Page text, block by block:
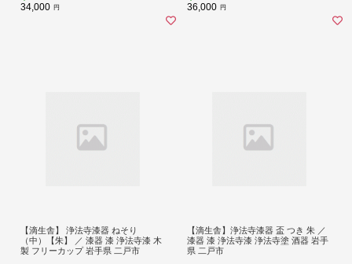
34,000 円 36,000 円
【滴生舎】 浄法寺漆器 ねそり
（中）【朱】 ／ 漆器 漆 浄法寺漆 木
製 フリーカップ 岩手県 二戸市
【滴生舎】浄法寺漆器 盃 つき 朱 ／
漆器 漆 浄法寺漆 浄法寺塗 酒器 岩手
県 二戸市